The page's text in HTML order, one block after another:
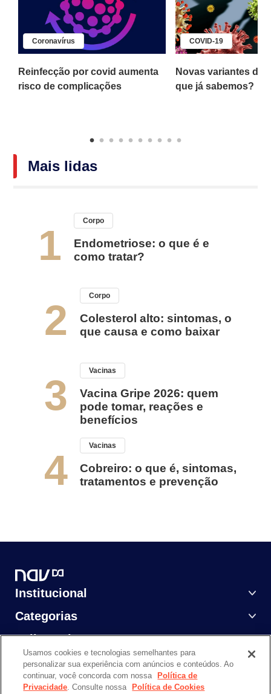
Coronavírus
Reinfecção por covid aumenta
risco de complicações
COVID-19
Novas variantes da
que já sabemos?
Mais lidas
1
Corpo
Endometriose: o que é e
como tratar?
2
Corpo
Colesterol alto: sintomas, o
que causa e como baixar
3
Vacinas
Vacina Gripe 2026: quem
pode tomar, reações e
benefícios
4
Vacinas
Cobreiro: o que é, sintomas,
tratamentos e prevenção
Institucional
Categorias
Saiba Mais
Usamos cookies e tecnologias semelhantes para
personalizar sua experiência com anúncios e conteúdos. Ao
continuar, você concorda com nossa
Política de
Privacidade. Consulte nossa Política de Cookies